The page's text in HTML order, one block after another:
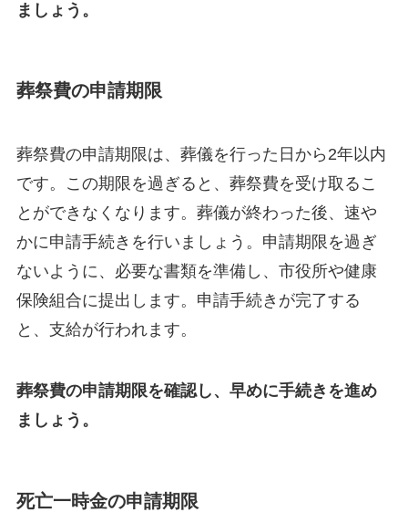
ましょう。
葬祭費の申請期限
葬祭費の申請期限は、葬儀を行った日から2年以内
です。この期限を過ぎると、葬祭費を受け取るこ
とができなくなります。葬儀が終わった後、速や
かに申請手続きを行いましょう。申請期限を過ぎ
ないように、必要な書類を準備し、市役所や健康
保険組合に提出します。申請手続きが完了する
と、支給が行われます。
葬祭費の申請期限を確認し、早めに手続きを進め
ましょう。
死亡一時金の申請期限